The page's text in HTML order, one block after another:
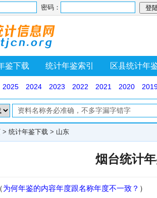
密码：
鉴下载 统计年鉴索引 区县统计年
2025 2024 2023 2022 2021 2020
> 统计年鉴下载 > 山东
烟台统计
（为何年鉴的内容年度跟名称年度不一致？ ）